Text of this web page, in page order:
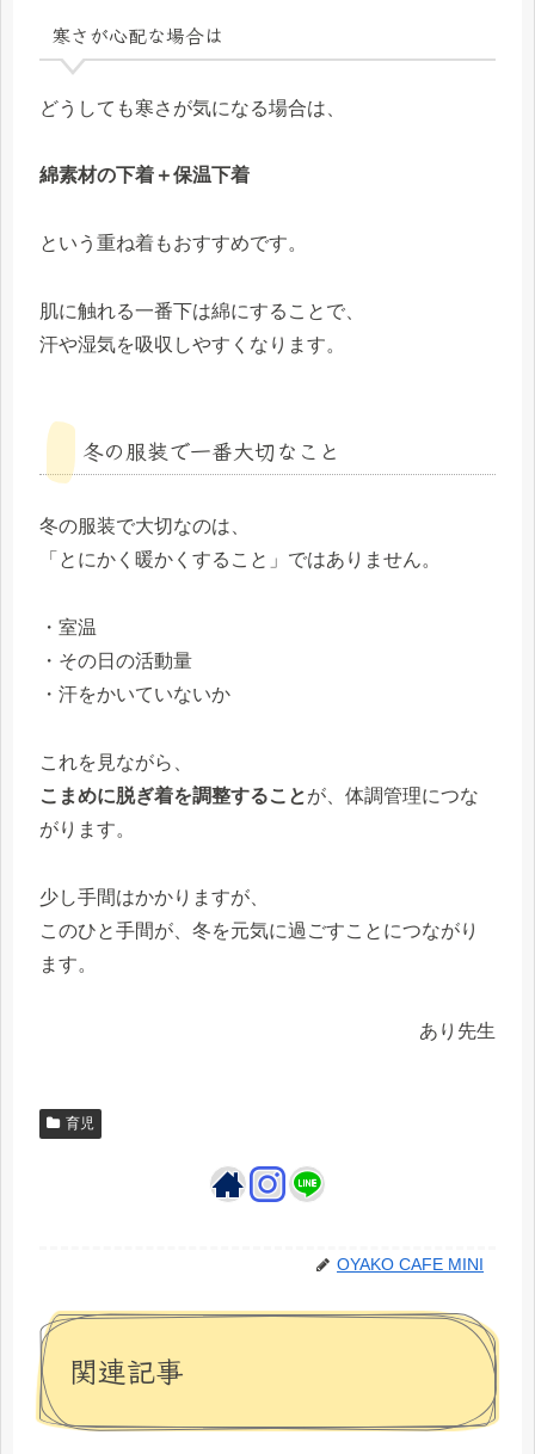
寒さが心配な場合は
どうしても寒さが気になる場合は、
綿素材の下着＋保温下着
という重ね着もおすすめです。
肌に触れる一番下は綿にすることで、
汗や湿気を吸収しやすくなります。
冬の服装で一番大切なこと
冬の服装で大切なのは、
「とにかく暖かくすること」ではありません。
・室温
・その日の活動量
・汗をかいていないか
これを見ながら、
こまめに脱ぎ着を調整することが、体調管理につな
がります。
少し手間はかかりますが、
このひと手間が、冬を元気に過ごすことにつながり
ます。
あり先生
育児
OYAKO CAFE MINI
関連記事